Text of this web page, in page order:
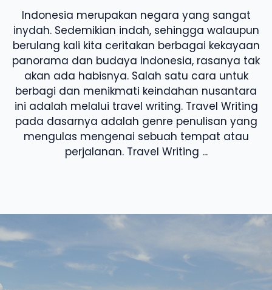
Indonesia merupakan negara yang sangat
inydah. Sedemikian indah, sehingga walaupun
berulang kali kita ceritakan berbagai kekayaan
panorama dan budaya Indonesia, rasanya tak
akan ada habisnya. Salah satu cara untuk
berbagi dan menikmati keindahan nusantara
ini adalah melalui travel writing. Travel Writing
pada dasarnya adalah genre penulisan yang
mengulas mengenai sebuah tempat atau
perjalanan. Travel Writing ...